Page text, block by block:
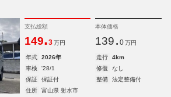
支払総額
149.3 万円
本体価格
139. 0 万円
年式 2026年 走行
4km
車検
'28/1 修復
なし
保証
保証付 整備
法定整備付
住所
富山県 射水市